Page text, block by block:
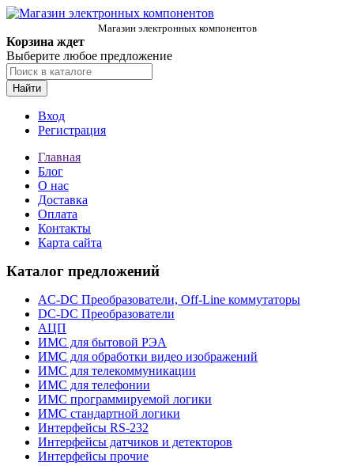
Магазин электронных компонентов
Корзина ждет
Выберите любое предложение
Найти
Вход
Регистрация
Главная
Блог
О нас
Доставка
Оплата
Контакты
Карта сайта
Каталог предложений
AC-DC Преобразователи, Off-Line коммутаторы
DC-DC Преобразователи
АЦП
ИМС для бытовой РЭА
ИМС для обработки видео изображений
ИМС для телекоммуникации
ИМС для телефонии
ИМС программируемой логики
ИМС стандартной логики
Интерфейсы RS-232
Интерфейсы датчиков и детекторов
Интерфейсы прочие